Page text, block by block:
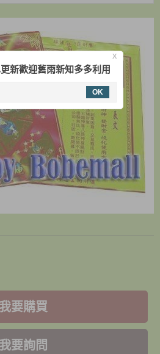
我要購買
我要詢問
X
新歡迎舊雨新知多多利用
OK